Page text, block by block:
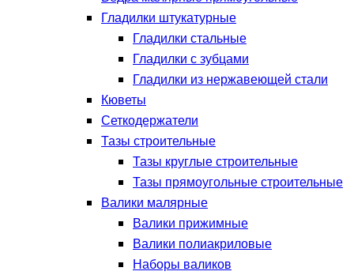
Гладилки штукатурные
Гладилки стальные
Гладилки с зубцами
Гладилки из нержавеющей стали
Кюветы
Сеткодержатели
Тазы строительные
Тазы круглые строительные
Тазы прямоугольные строительные
Валики малярные
Валики прижимные
Валики полиакриловые
Наборы валиков